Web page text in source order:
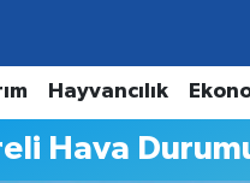
Hayvancılık
Hava